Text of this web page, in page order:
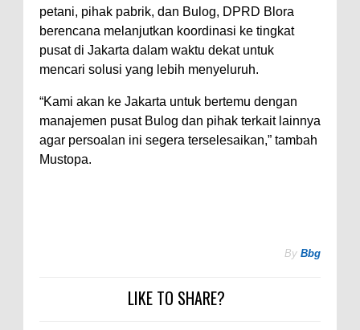
petani, pihak pabrik, dan Bulog, DPRD Blora
berencana melanjutkan koordinasi ke tingkat
pusat di Jakarta dalam waktu dekat untuk
mencari solusi yang lebih menyeluruh.
“Kami akan ke Jakarta untuk bertemu dengan
manajemen pusat Bulog dan pihak terkait lainnya
agar persoalan ini segera terselesaikan,” tambah
Mustopa.
By Bbg
LIKE TO SHARE?